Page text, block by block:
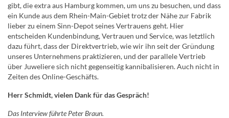
gibt, die extra aus Hamburg kommen, um uns zu besuchen, und dass
ein Kunde aus dem Rhein-Main-Gebiet trotz der Nähe zur Fabrik
lieber zu einem Sinn-Depot seines Vertrauens geht. Hier
entscheiden Kundenbindung, Vertrauen und Service, was letztlich
dazu führt, dass der Direktvertrieb, wie wir ihn seit der Gründung
unseres Unternehmens praktizieren, und der parallele Vertrieb
über Juweliere sich nicht gegenseitig kannibalisieren. Auch nicht in
Zeiten des Online-Geschäfts.
Herr Schmidt, vielen Dank für das Gespräch!
Das Interview führte Peter Braun.